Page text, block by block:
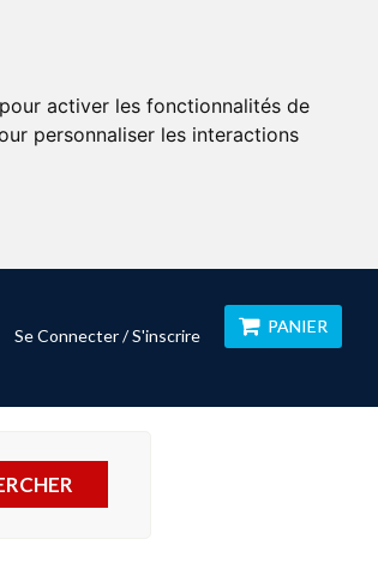
pour activer les fonctionnalités de
personnaliser les interactions
Se Connecter / S'inscrire PANIER